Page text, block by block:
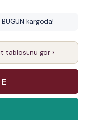
kargoda!
tablosunu gör ›